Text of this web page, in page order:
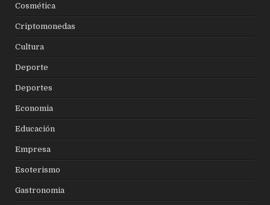
Cosmética
Criptomonedas
Cultura
Deporte
Deportes
Economia
Educación
Empresa
Esoterismo
Gastronomia